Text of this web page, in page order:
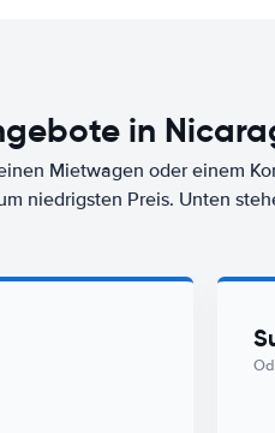
in
Mietwagen oder einem
niedrigsten Preis. Unten